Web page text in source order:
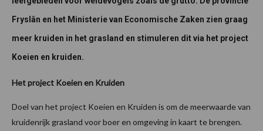
Fryslân en het Ministerie van Economische Zaken zien graag
meer kruiden in het grasland en stimuleren dit via het project
Koeien en kruiden.
Het project Koeien en Kruiden
Doel van het project Koeien en Kruiden is om de meerwaarde van
kruidenrijk grasland voor boer en omgeving in kaart te brengen.